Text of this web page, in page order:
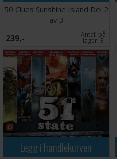
50 Clues Sunshine Island Del 2
av 3
239,- Antall på
lager:3
Legg i handlekurven